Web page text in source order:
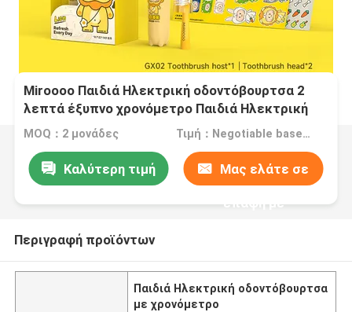
Miroooo Παιδιά Ηλεκτρική οδοντόβουρτσα 2
λεπτά έξυπνο χρονόμετρο Παιδιά Ηλεκτρική
οδοντόβουρτσα
MOQ：2 μονάδες Τιμή：Negotiable based on order lot quantity
Καλύτερη τιμή Μας ελάτε σε
επαφή με
Περιγραφή προϊόντων
Παιδιά Ηλεκτρική οδοντόβουρτσα
με χρονόμετρο